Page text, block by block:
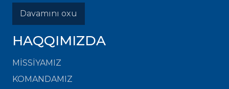
Davamını oxu
HAQQIMIZDA
MISSIYAMIZ
KOMANDAMIZ